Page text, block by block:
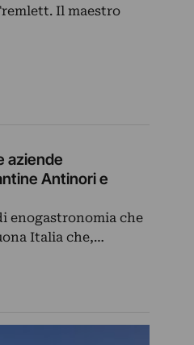
Il maestro
aziende
Antinori e
enogastronomia che
Italia che,…